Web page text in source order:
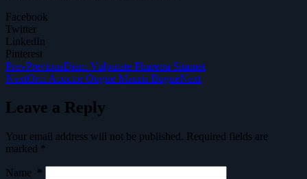
Facebook
Twitter
LinkedIn
Pinterest
PrevPreviousDiam Vulputate Pharetra Sitamet
NextOrci Acuctor Ougue Mauris BugueNext
Leave a Reply
Your email address will not be published. Required fields are
marked *
Name *